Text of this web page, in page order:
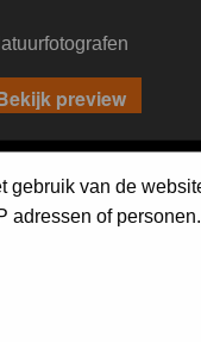
gebruik van de
adressen of personen.